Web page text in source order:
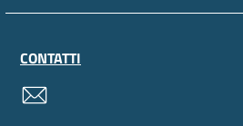
CONTATTI